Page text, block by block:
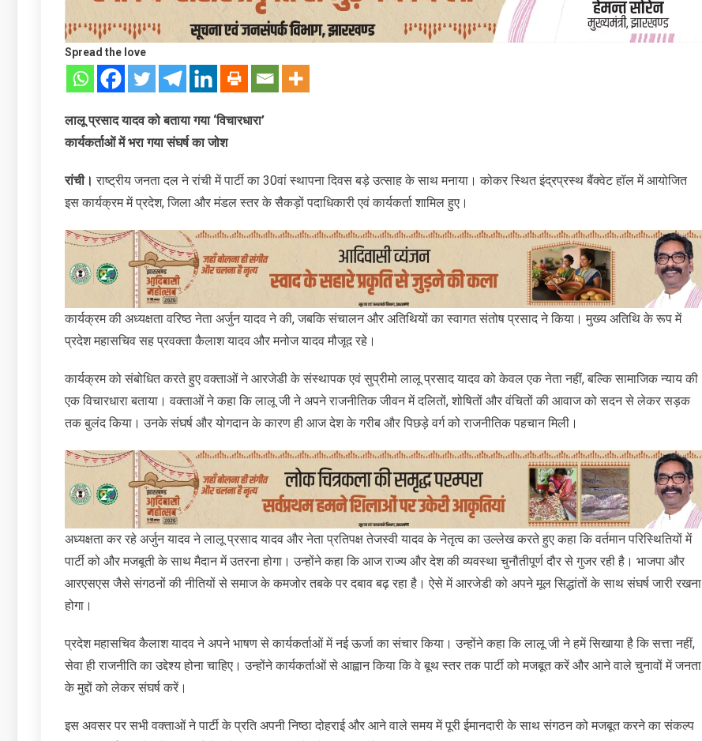
Spread the love
लालू प्रसाद यादव को बताया गया ‘विचारधारा’
कार्यकर्ताओं में भरा गया संघर्ष का जोश
रांची। राष्ट्रीय जनता दल ने रांची में पार्टी का 30वां स्थापना दिवस बड़े उत्साह के साथ मनाया। कोकर स्थित इंद्रप्रस्थ बैंक्वेट हॉल में आयोजित
इस कार्यक्रम में प्रदेश, जिला और मंडल स्तर के सैकड़ों पदाधिकारी एवं कार्यकर्ता शामिल हुए।
कार्यक्रम की अध्यक्षता वरिष्ठ नेता अर्जुन यादव ने की, जबकि संचालन और अतिथियों का स्वागत संतोष प्रसाद ने किया। मुख्य अतिथि के रूप में
प्रदेश महासचिव सह प्रवक्ता कैलाश यादव और मनोज यादव मौजूद रहे।
कार्यक्रम को संबोधित करते हुए वक्ताओं ने आरजेडी के संस्थापक एवं सुप्रीमो लालू प्रसाद यादव को केवल एक नेता नहीं, बल्कि सामाजिक न्याय की
एक विचारधारा बताया। वक्ताओं ने कहा कि लालू जी ने अपने राजनीतिक जीवन में दलितों, शोषितों और वंचितों की आवाज को सदन से लेकर सड़क
तक बुलंद किया। उनके संघर्ष और योगदान के कारण ही आज देश के गरीब और पिछड़े वर्ग को राजनीतिक पहचान मिली।
अध्यक्षता कर रहे अर्जुन यादव ने लालू प्रसाद यादव और नेता प्रतिपक्ष तेजस्वी यादव के नेतृत्व का उल्लेख करते हुए कहा कि वर्तमान परिस्थितियों में
पार्टी को और मजबूती के साथ मैदान में उतरना होगा। उन्होंने कहा कि आज राज्य और देश की व्यवस्था चुनौतीपूर्ण दौर से गुजर रही है। भाजपा और
आरएसएस जैसे संगठनों की नीतियों से समाज के कमजोर तबके पर दबाव बढ़ रहा है। ऐसे में आरजेडी को अपने मूल सिद्धांतों के साथ संघर्ष जारी रखना
होगा।
प्रदेश महासचिव कैलाश यादव ने अपने भाषण से कार्यकर्ताओं में नई ऊर्जा का संचार किया। उन्होंने कहा कि लालू जी ने हमें सिखाया है कि सत्ता नहीं,
सेवा ही राजनीति का उद्देश्य होना चाहिए। उन्होंने कार्यकर्ताओं से आह्वान किया कि वे बूथ स्तर तक पार्टी को मजबूत करें और आने वाले चुनावों में जनता
के मुद्दों को लेकर संघर्ष करें।
इस अवसर पर सभी वक्ताओं ने पार्टी के प्रति अपनी निष्ठा दोहराई और आने वाले समय में पूरी ईमानदारी के साथ संगठन को मजबूत करने का संकल्प